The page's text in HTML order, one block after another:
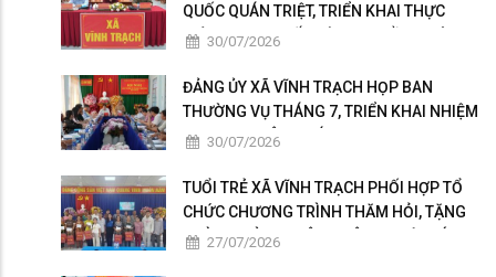
QUỐC QUÁN TRIỆT, TRIỂN KHAI THỰC
HIỆN NGHỊ QUYẾT HỘI NGHỊ LẦN THỨ BA
KHÓA XIV
30/07/2026
ĐẢNG ỦY XÃ VĨNH TRẠCH HỌP BAN
THƯỜNG VỤ THÁNG 7, TRIỂN KHAI NHIỆM
VỤ TRỌNG TÂM THÁNG 8
30/07/2026
TUỔI TRẺ XÃ VĨNH TRẠCH PHỐI HỢP TỔ
CHỨC CHƯƠNG TRÌNH THĂM HỎI, TẶNG
QUÀ GIA ĐÌNH THÂN NHÂN NGƯỜI CÓ
27/07/2026